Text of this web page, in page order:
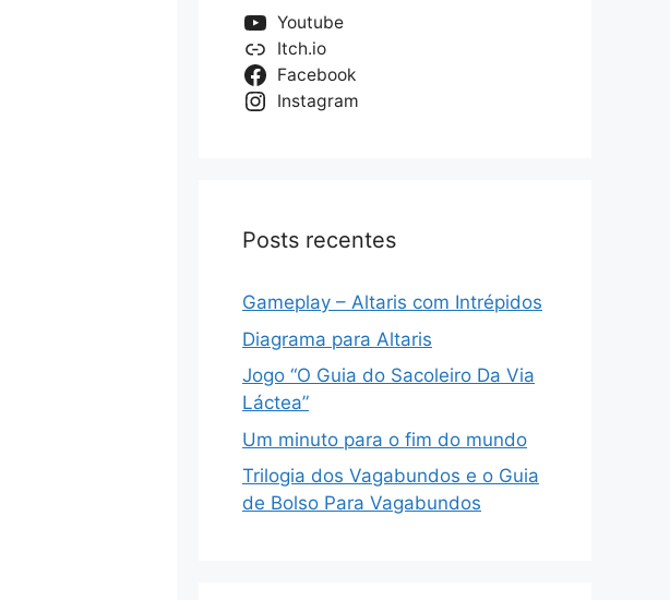
Youtube
Itch.io
Facebook
Instagram
Posts recentes
Gameplay – Altaris com Intrépidos
Diagrama para Altaris
Jogo “O Guia do Sacoleiro Da Via
Láctea”
Um minuto para o fim do mundo
Trilogia dos Vagabundos e o Guia
de Bolso Para Vagabundos